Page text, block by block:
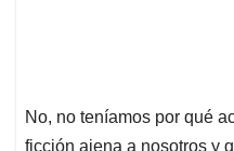
No, no teníamos por qué
ficción ajena a nosotros y